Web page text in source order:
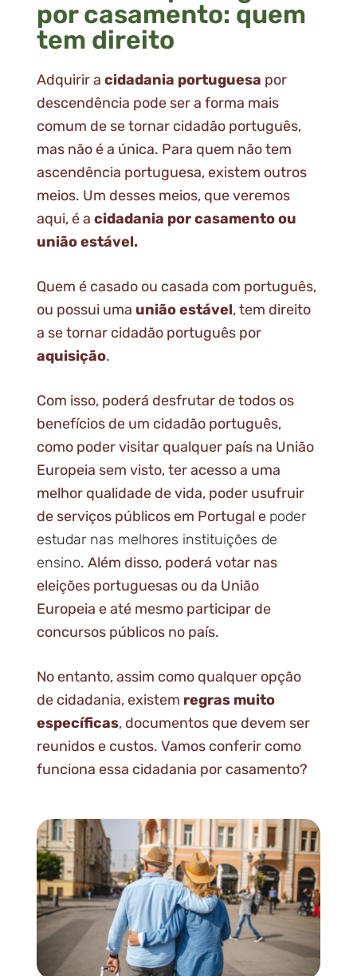
por casamento: quem
tem direito
Adquirir a cidadania portuguesa por
descendência pode ser a forma mais
comum de se tornar cidadão português,
mas não é a única. Para quem não tem
ascendência portuguesa, existem outros
meios. Um desses meios, que veremos
aqui, é a cidadania por casamento ou
união estável.
Quem é casado ou casada com português,
ou possui uma união estável, tem direito
a se tornar cidadão português por
aquisição.
Com isso, poderá desfrutar de todos os
benefícios de um cidadão português,
como poder visitar qualquer país na União
Europeia sem visto, ter acesso a uma
melhor qualidade de vida, poder usufruir
de serviços públicos em Portugal e poder
estudar nas melhores instituições de
ensino. Além disso, poderá votar nas
eleições portuguesas ou da União
Europeia e até mesmo participar de
concursos públicos no país.
No entanto, assim como qualquer opção
de cidadania, existem regras muito
específicas, documentos que devem ser
reunidos e custos. Vamos conferir como
funciona essa cidadania por casamento?